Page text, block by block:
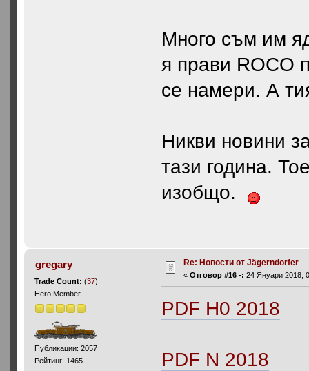
Много съм им
я прави ROCO
се намери. А
Никви новини
тази година.
изобщо.
gregary
Trade Count:(37)
Hero Member
Публикации: 2057
Рейтинг: 1465
Re: Новости от Jägerndorfer
«Отговор #16 -: 24 Януари 2018,
PDF H0 2018
PDF N 2018